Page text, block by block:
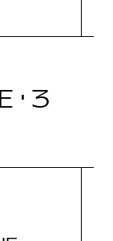
· 3